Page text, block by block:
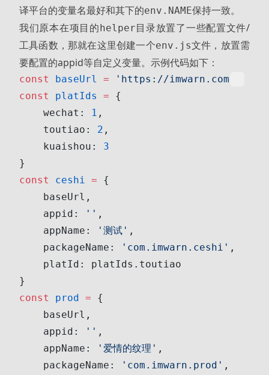
译平台的变量名最好和其下的env.NAME保持一致。
我们原本在项目的helper目录放置了一些配置文件/
工具函数，那就在这里创建一个env.js文件，放置需
要配置的appid等自定义变量。示例代码如下：
const baseUrl = 'https://imwarn.com'
const
platIds = {
    wechat:
1 ,
    toutiao:
2 ,
    kuaishou:
3
}
const
ceshi = {
    baseUrl,
    appid:
'' ,
    appName:
'测试' ,
    packageName:
'com.imwarn.ceshi' ,
    platId: platIds.toutiao
}
const
prod = {
    baseUrl,
    appid:
'' ,
    appName:
'爱情的纹理' ,
    packageName:
'com.imwarn.prod' ,